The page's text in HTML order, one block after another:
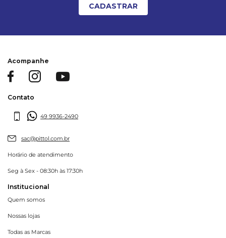
CADASTRAR
Acompanhe
Contato
49 9936-2490
sac@pittol.com.br
Horário de atendimento
Seg à Sex - 08:30h às 17:30h
Institucional
Quem somos
Nossas lojas
Todas as Marcas